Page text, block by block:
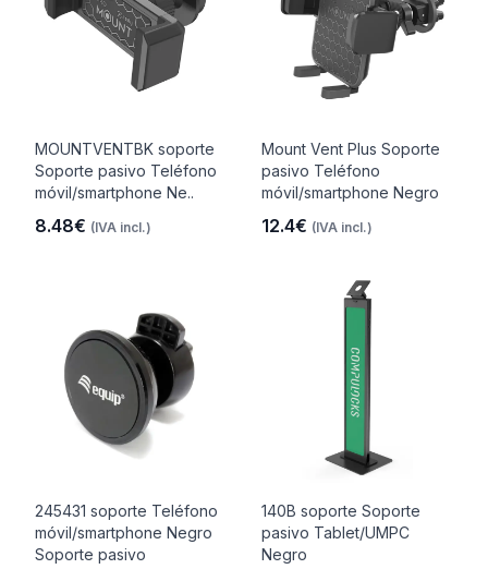
MOUNTVENTBK soporte
Soporte pasivo Teléfono
móvil/smartphone Ne..
8.48€ (IVA incl.)
Mount Vent Plus Soporte
pasivo Teléfono
móvil/smartphone Negro
12.4€ (IVA incl.)
245431 soporte Teléfono
móvil/smartphone Negro
Soporte pasivo
140B soporte Soporte
pasivo Tablet/UMPC
Negro